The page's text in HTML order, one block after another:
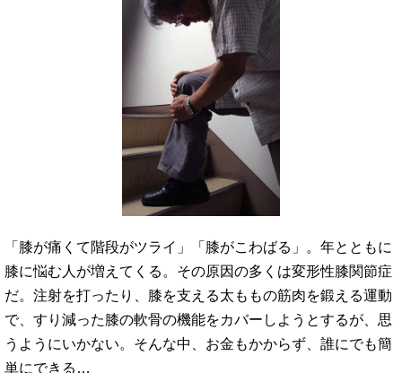
「膝が痛くて階段がツライ」「膝がこわばる」。年とともに
膝に悩む人が増えてくる。その原因の多くは変形性膝関節症
だ。注射を打ったり、膝を支える太ももの筋肉を鍛える運動
で、すり減った膝の軟骨の機能をカバーしようとするが、思
うようにいかない。そんな中、お金もかからず、誰にでも簡
単にできる…